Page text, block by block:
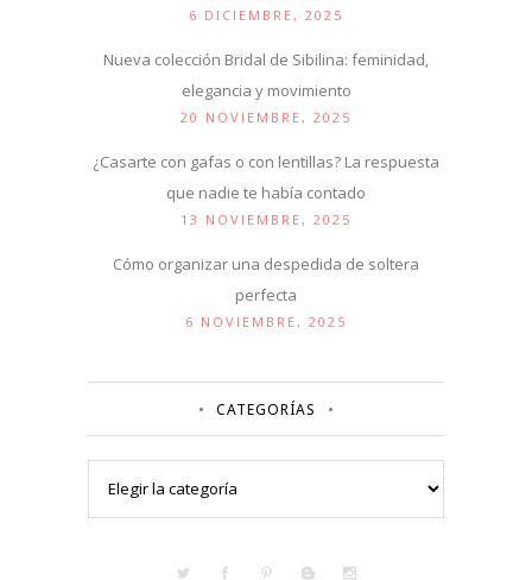
6 DICIEMBRE, 2025
Nueva colección Bridal de Sibilina: feminidad,
elegancia y movimiento
20 NOVIEMBRE, 2025
¿Casarte con gafas o con lentillas? La respuesta
que nadie te había contado
13 NOVIEMBRE, 2025
Cómo organizar una despedida de soltera
perfecta
6 NOVIEMBRE, 2025
CATEGORÍAS